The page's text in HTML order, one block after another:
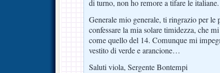
di turno, non ho remore a tifare le italiane.
Generale mio generale, ti ringrazio per le
confessare la mia solare timidezza, che
come quello del 14. Comunque mi
vestito di verde e arancione…
Saluti viola, Sergente Bontempi